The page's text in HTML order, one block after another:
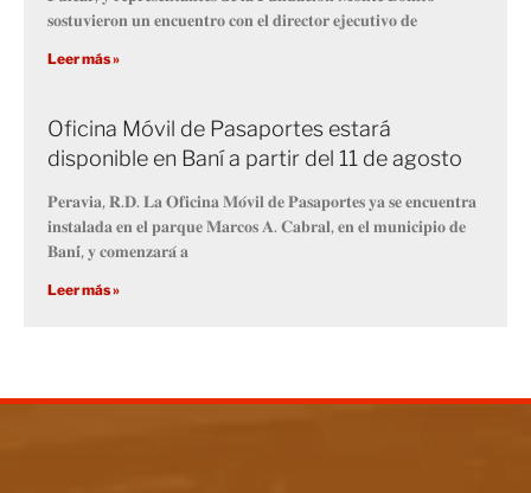
𝐬𝐨𝐬𝐭𝐮𝐯𝐢𝐞𝐫𝐨𝐧 𝐮𝐧 𝐞𝐧𝐜𝐮𝐞𝐧𝐭𝐫𝐨 𝐜𝐨𝐧 𝐞𝐥 𝐝𝐢𝐫𝐞𝐜𝐭𝐨𝐫 𝐞𝐣𝐞𝐜𝐮𝐭𝐢𝐯𝐨 𝐝𝐞
Leer más »
Oficina Móvil de Pasaportes estará
disponible en Baní a partir del 11 de agosto
𝐏𝐞𝐫𝐚𝐯𝐢𝐚, 𝐑.𝐃. 𝐋𝐚 𝐎𝐟𝐢𝐜𝐢𝐧𝐚 𝐌𝐨́𝐯𝐢𝐥 𝐝𝐞 𝐏𝐚𝐬𝐚𝐩𝐨𝐫𝐭𝐞𝐬 𝐲𝐚 𝐬𝐞 𝐞𝐧𝐜𝐮𝐞𝐧𝐭𝐫𝐚
𝐢𝐧𝐬𝐭𝐚𝐥𝐚𝐝𝐚 𝐞𝐧 𝐞𝐥 𝐩𝐚𝐫𝐪𝐮𝐞 𝐌𝐚𝐫𝐜𝐨𝐬 𝐀. 𝐂𝐚𝐛𝐫𝐚𝐥, 𝐞𝐧 𝐞𝐥 𝐦𝐮𝐧𝐢𝐜𝐢𝐩𝐢𝐨 𝐝𝐞
𝐁𝐚𝐧𝐢́, 𝐲 𝐜𝐨𝐦𝐞𝐧𝐳𝐚𝐫𝐚́ 𝐚
Leer más »